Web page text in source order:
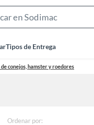
Tipos de Entrega
conejos, hamster y roedores
Ordenar por: